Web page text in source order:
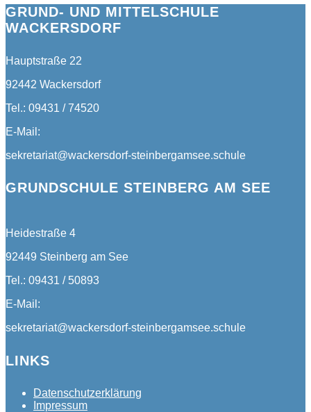
GRUND- UND MITTELSCHULE
WACKERSDORF
Hauptstraße 22
92442 Wackersdorf
Tel.: 09431 / 74520
E-Mail:
sekretariat@wackersdorf-steinbergamsee.schule
GRUNDSCHULE STEINBERG AM SEE
Heidestraße 4
92449 Steinberg am See
Tel.: 09431 / 50893
E-Mail:
sekretariat@wackersdorf-steinbergamsee.schule
LINKS
Datenschutzerklärung
Impressum